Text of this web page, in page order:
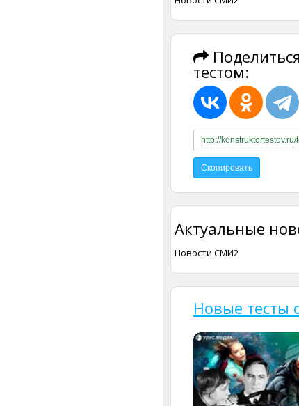
Поделиться
тестом:
Актуальные
Новости СМИ2
Новые тесты